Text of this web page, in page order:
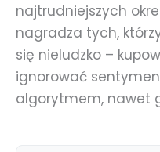
najtrudniejszych
nagradza tych,
się nieludzko –
ignorować
algorytmem, nawet